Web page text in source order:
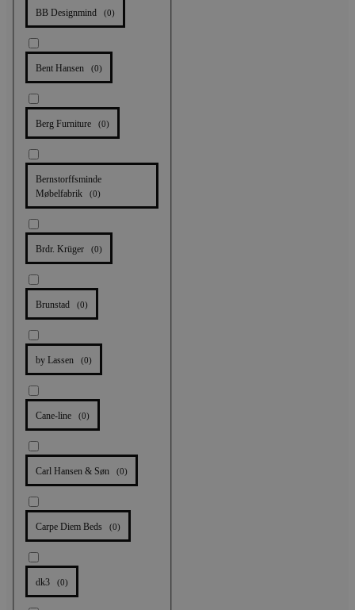
BB Designmind (0)
Bent Hansen (0)
Berg Furniture (0)
Bernstorffsminde
Møbelfabrik
(0)
Brdr. Krüger (0)
Brunstad (0)
by Lassen (0)
Cane-line (0)
Carl Hansen & Søn (0)
Carpe Diem Beds (0)
dk3 (0)